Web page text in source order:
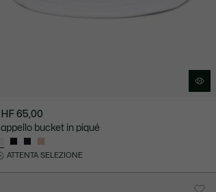
65,00
bucket in piqué
ATTENTA SELEZIONE